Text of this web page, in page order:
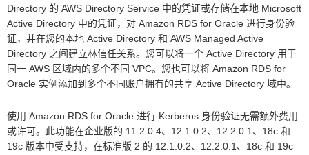
Directory 的 AWS Directory Service 中的凭证或存储在本地 Microsoft
Active Directory 中的凭证，对 Amazon RDS for Oracle 进行身份验
证，并在您的本地 Active Directory 和 AWS Managed Active
Directory 之间建立林信任关系。您可以将一个 Active Directory 用于
同一 AWS 区域内的多个不同 VPC。您也可以将 Amazon RDS for
Oracle 实例添加到多个不同账户拥有的共享 Active Directory 域中。
使用 Amazon RDS for Oracle 进行 Kerberos 身份验证无需额外费用
或许可。此功能在企业版的 11.2.0.4、12.1.0.2、12.2.0.1、18c 和
19c 版本中受支持，在标准版 2 的 12.1.0.2、12.2.0.1、18c 和 19c